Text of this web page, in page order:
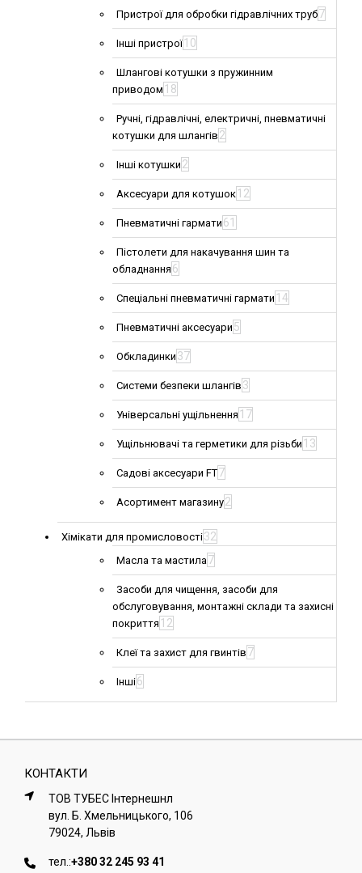
Пристрої для обробки гідравлічних труб7
Інші пристрої 10
Шлангові котушки з пружинним
приводом 18
Ручні, гідравлічні, електричні, пневматичні
котушки для шлангів 2
Інші котушки 2
Аксесуари для котушок 12
Пневматичні гармати 61
Пістолети для накачування шин та
обладнання 6
Спеціальні пневматичні гармати 14
Пневматичні аксесуари 5
Обкладинки 37
Системи безпеки шлангів 3
Універсальні ущільнення 17
Ущільнювачі та герметики для різьби 13
Садові аксесуари FT7
Асортимент магазину2
Хімікати для промисловості32
Масла та мастила7
Засоби для чищення, засоби для
обслуговування, монтажні склади та захисні
покриття 12
Клеї та захист для гвинтів 7
Інші6
КОНТАКТИ
ТОВ ТУБЕС Iнтернешнл
вул. Б. Хмельницького, 106
79024, Львiв
тел.:+380 32 245 93 41